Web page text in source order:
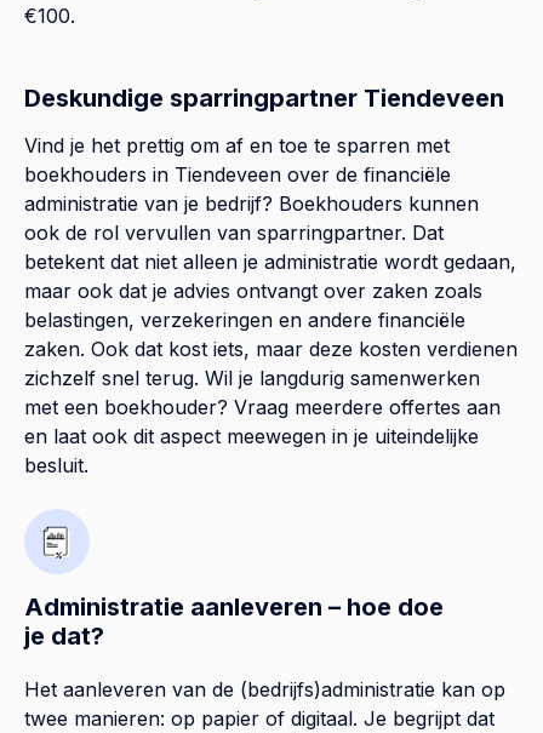
€100.
Deskundige sparringpartner Tiendeveen
Vind je het prettig om af en toe te sparren met
boekhouders in Tiendeveen over de financiële
administratie van je bedrijf? Boekhouders kunnen
ook de rol vervullen van sparringpartner. Dat
betekent dat niet alleen je administratie wordt gedaan,
maar ook dat je advies ontvangt over zaken zoals
belastingen, verzekeringen en andere financiële
zaken. Ook dat kost iets, maar deze kosten verdienen
zichzelf snel terug. Wil je langdurig samenwerken
met een boekhouder? Vraag meerdere offertes aan
en laat ook dit aspect meewegen in je uiteindelijke
besluit.
Administratie aanleveren – hoe doe
je dat?
Het aanleveren van de (bedrijfs)administratie kan op
twee manieren: op papier of digitaal. Je begrijpt dat